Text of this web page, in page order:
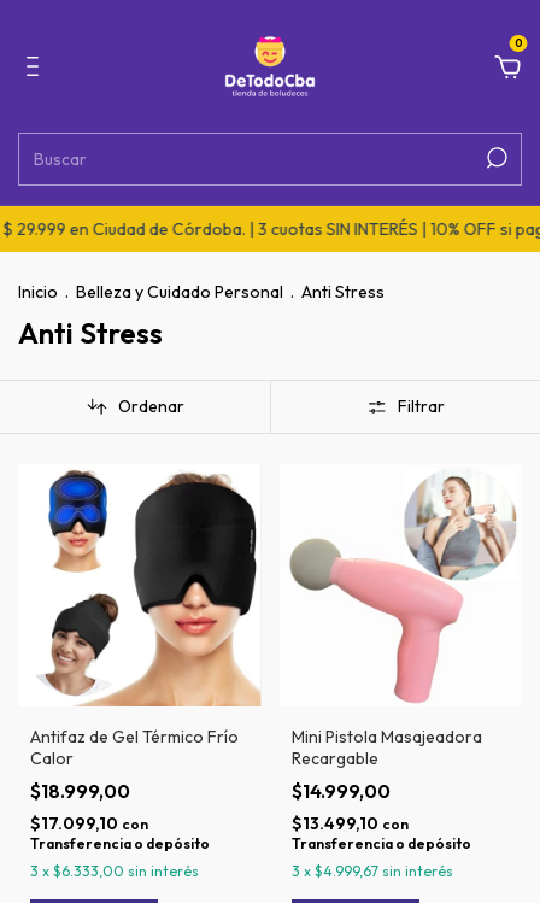
0
29.999 en Ciudad de Córdoba. | 3 cuotas SIN INTERÉS | 10% OFF si
Inicio . Belleza y Cuidado Personal . Anti Stress
Anti Stress
Ordenar Filtrar
Antifaz de Gel Térmico Frío
Calor
$18.999,00
$17.099,10 con
Transferencia o depósito
3 x $6.333,00 sin interés
Mini Pistola Masajeadora
Recargable
$14.999,00
$13.499,10 con
Transferencia o depósito
3 x $4.999,67 sin interés